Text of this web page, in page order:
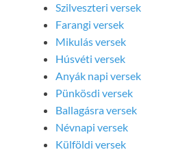
Szilveszteri versek
Farangi versek
Mikulás versek
Húsvéti versek
Anyák napi versek
Pünkösdi versek
Ballagásra versek
Névnapi versek
Külföldi versek